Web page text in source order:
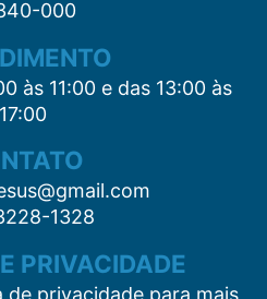
000
às 11:00 e das 13:00 às
17:00
1328
PRIVACIDADE
de privacidade para mais